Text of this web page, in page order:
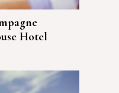
Hotel